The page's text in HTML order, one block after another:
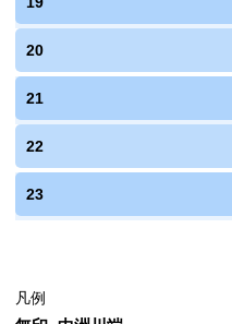
20
21
22
23
凡例